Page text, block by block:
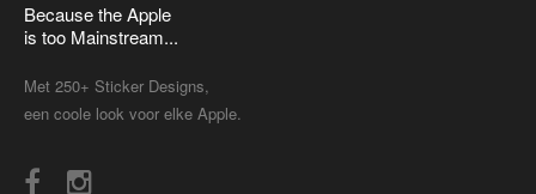
Because the Apple
is too Mainstream...
Met 250+ Sticker Designs,
een coole look voor elke Apple.